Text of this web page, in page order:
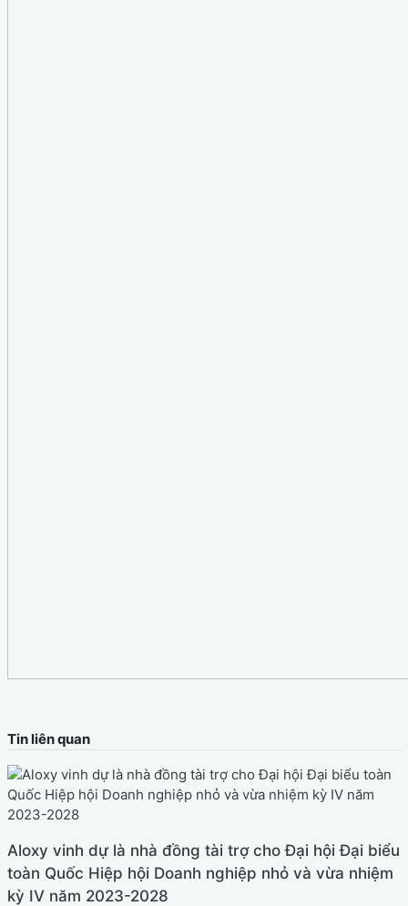
Tin liên quan
Aloxy vinh dự là nhà đồng tài trợ cho Đại hội Đại biểu
toàn Quốc Hiệp hội Doanh nghiệp nhỏ và vừa nhiệm
kỳ IV năm 2023-2028